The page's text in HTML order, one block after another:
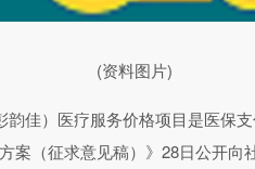
(资料图片)
韵佳）医疗服务价格项目是医保
案（征求意见稿）》28日公开向